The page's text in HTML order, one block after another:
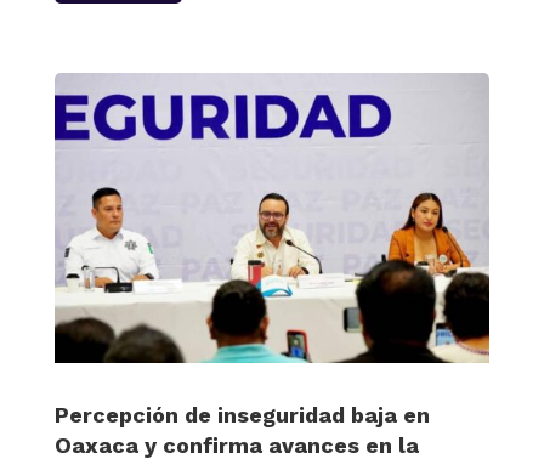
Percepción de inseguridad baja en
Oaxaca y confirma avances en la